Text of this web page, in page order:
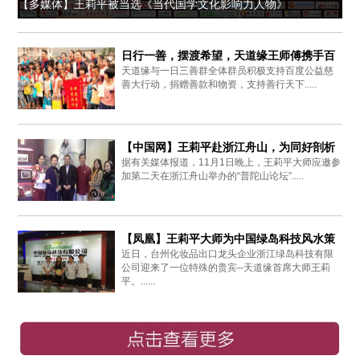
【多媒体】王莉平被当选《当代国学文化影响力人物》
日行一善，摆渡希望，天道缘王师傅携手百
度爱心同行
天道缘与一日三善群全体群员积极支持百度公益慈
善大行动，捐赠善款和物资，支持善行天下.....
【中国网】王莉平赴浙江舟山，为同好剖析
周易思想
据有关媒体报道，11月1日晚上，王莉平大师应邀参
加第二天在浙江舟山举办的“普陀山论坛”.....
【凤凰】王莉平大师为中国绿岛科技风水策
划布局
近日，台州化妆品出口龙头企业浙江绿岛科技有限
公司迎来了一位特殊的贵宾--天道缘首席大师王莉
平。......